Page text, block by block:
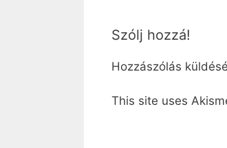
Szólj hozzá!
Hozzászólás
This site uses